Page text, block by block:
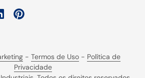
- Termos de Uso - Política de
Privacidade